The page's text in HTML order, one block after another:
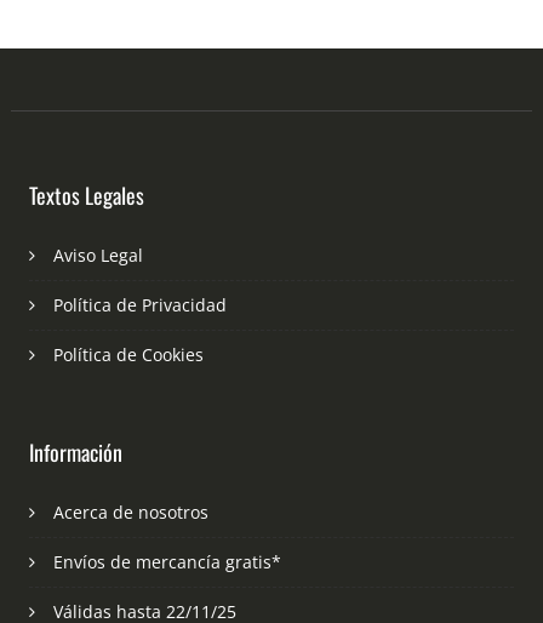
Textos Legales
Aviso Legal
Política de Privacidad
Política de Cookies
Información
Acerca de nosotros
Envíos de mercancía gratis*
Válidas hasta 22/11/25